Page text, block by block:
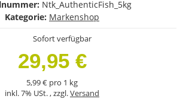
Ntk_AuthenticFish_5kg
Kategorie: Markenshop
Sofort verfügbar
29,95 €
5,99 € pro 1 kg
inkl. 7% USt. , zzgl.Versand